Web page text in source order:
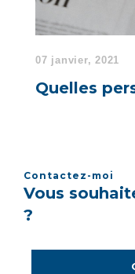
07 janvier, 2021
Quelles
Contactez-moi
Vous
?